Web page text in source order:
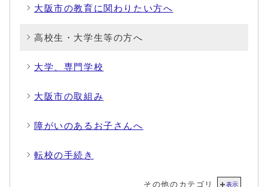
大阪市の教育に関わりたい方へ
高校生・大学生等の方へ
大学、専門学校
大阪市の取組み
障がいのあるお子さんへ
転校の手続き
その他のカテゴリ 表示